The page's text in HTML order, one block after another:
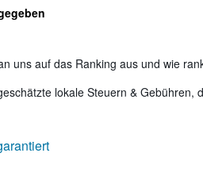
uns auf das Ranking aus und wie
lokale Steuern & Gebühren,